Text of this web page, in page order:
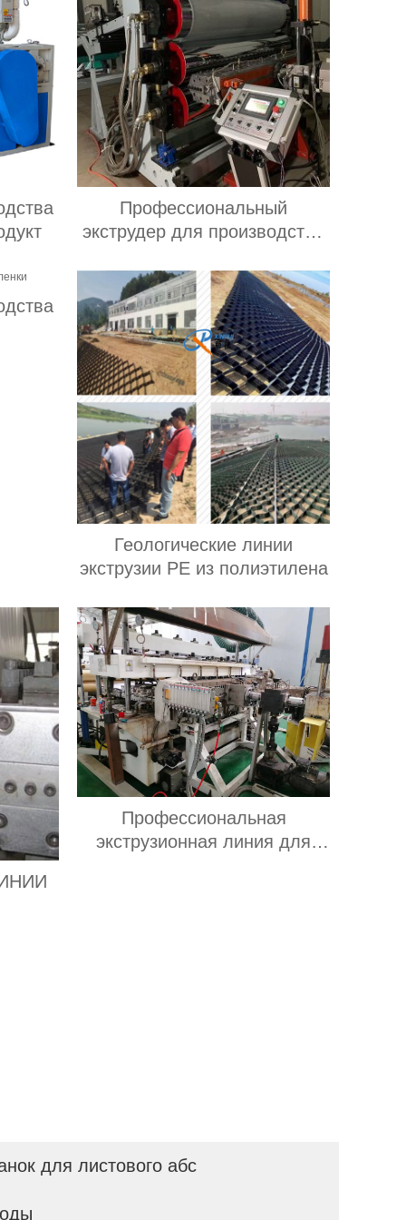
Профессиональный
экструдер для производства
Геологические линии
экструзии PE из полиэтилена
Профессиональная
экструзионная линия для
для листового абс